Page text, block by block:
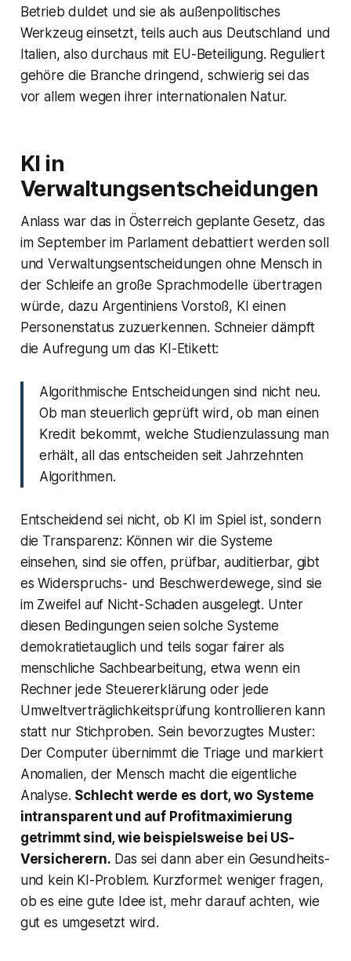
Betrieb duldet und sie als außenpolitisches
Werkzeug einsetzt, teils auch aus Deutschland und
Italien, also durchaus mit EU-Beteiligung. Reguliert
gehöre die Branche dringend, schwierig sei das
vor allem wegen ihrer internationalen Natur.
KI in
Verwaltungsentscheidungen
Anlass war das in Österreich geplante Gesetz, das
im September im Parlament debattiert werden soll
und Verwaltungsentscheidungen ohne Mensch in
der Schleife an große Sprachmodelle übertragen
würde, dazu Argentiniens Vorstoß, KI einen
Personenstatus zuzuerkennen. Schneier dämpft
die Aufregung um das KI-Etikett:
Algorithmische Entscheidungen sind nicht neu.
Ob man steuerlich geprüft wird, ob man einen
Kredit bekommt, welche Studienzulassung man
erhält, all das entscheiden seit Jahrzehnten
Algorithmen.
Entscheidend sei nicht, ob KI im Spiel ist, sondern
die Transparenz: Können wir die Systeme
einsehen, sind sie offen, prüfbar, auditierbar, gibt
es Widerspruchs- und Beschwerdewege, sind sie
im Zweifel auf Nicht-Schaden ausgelegt. Unter
diesen Bedingungen seien solche Systeme
demokratietauglich und teils sogar fairer als
menschliche Sachbearbeitung, etwa wenn ein
Rechner jede Steuererklärung oder jede
Umweltverträglichkeitsprüfung kontrollieren kann
statt nur Stichproben. Sein bevorzugtes Muster:
Der Computer übernimmt die Triage und markiert
Anomalien, der Mensch macht die eigentliche
Analyse. Schlecht werde es dort, wo Systeme
intransparent und auf Profitmaximierung
getrimmt sind, wie beispielsweise bei US-
Versicherern. Das sei dann aber ein Gesundheits-
und kein KI-Problem. Kurzformel: weniger fragen,
ob es eine gute Idee ist, mehr darauf achten, wie
gut es umgesetzt wird.